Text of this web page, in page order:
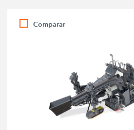
Comparar